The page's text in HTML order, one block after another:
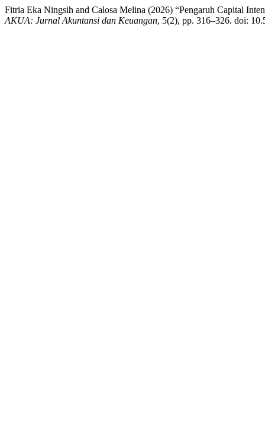
Fitria Eka Ningsih and Calosa Melina (2026) “Pengaruh Capital
AKUA: Jurnal Akuntansi dan Keuangan, 5(2), pp. 316–326. doi: